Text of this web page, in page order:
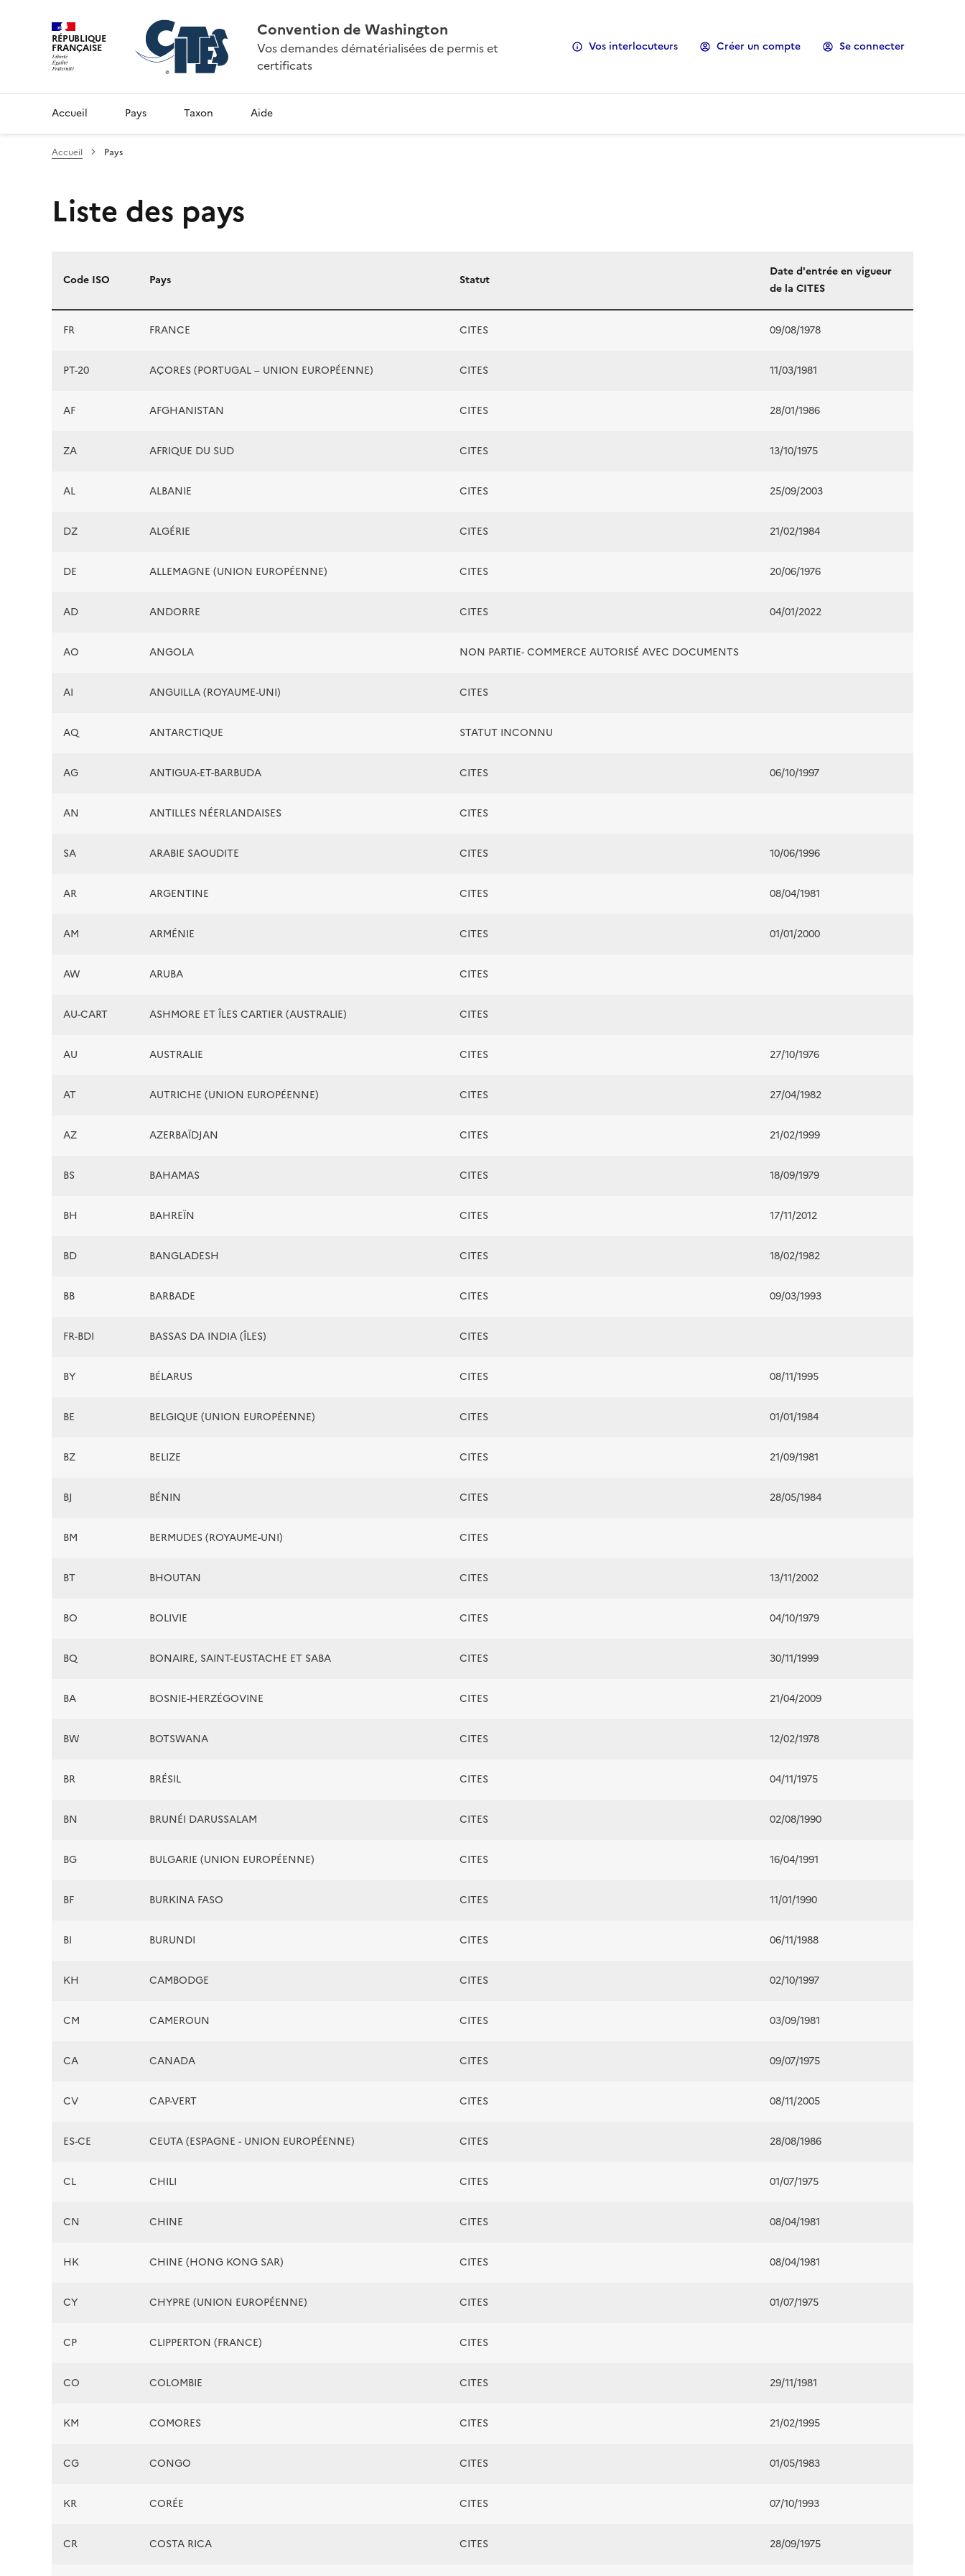
RÉPUBLIQUE
FRANÇAISE
Convention de Washington
Vos demandes dématérialisées de permis et
certificats
Vos interlocuteurs Créer un compte Se connecter
Accueil Pays Taxon Aide
Accueil Pays
Liste des pays
Liste des pays
Code ISO Pays Statut
Date d'entrée en vigueur
de la CITES
FR FRANCE CITES 09/08/1978
PT-20 AÇORES (PORTUGAL – UNION EUROPÉENNE) CITES 11/03/1981
AF AFGHANISTAN CITES 28/01/1986
ZA AFRIQUE DU SUD CITES 13/10/1975
AL ALBANIE CITES 25/09/2003
DZ ALGÉRIE CITES 21/02/1984
DE ALLEMAGNE (UNION EUROPÉENNE) CITES 20/06/1976
AD ANDORRE CITES 04/01/2022
AO ANGOLA NON PARTIE- COMMERCE AUTORISÉ AVEC DOCUMENTS
AI ANGUILLA (ROYAUME-UNI) CITES
AQ ANTARCTIQUE STATUT INCONNU
AG ANTIGUA-ET-BARBUDA CITES 06/10/1997
AN ANTILLES NÉERLANDAISES CITES
SA ARABIE SAOUDITE CITES 10/06/1996
AR ARGENTINE CITES 08/04/1981
AM ARMÉNIE CITES 01/01/2000
AW ARUBA CITES
AU-CART ASHMORE ET ÎLES CARTIER (AUSTRALIE) CITES
AU AUSTRALIE CITES 27/10/1976
AT AUTRICHE (UNION EUROPÉENNE) CITES 27/04/1982
AZ AZERBAÏDJAN CITES 21/02/1999
BS BAHAMAS CITES 18/09/1979
BH BAHREÏN CITES 17/11/2012
BD BANGLADESH CITES 18/02/1982
BB BARBADE CITES 09/03/1993
FR-BDI BASSAS DA INDIA (ÎLES) CITES
BY BÉLARUS CITES 08/11/1995
BE BELGIQUE (UNION EUROPÉENNE) CITES 01/01/1984
BZ BELIZE CITES 21/09/1981
BJ BÉNIN CITES 28/05/1984
BM BERMUDES (ROYAUME-UNI) CITES
BT BHOUTAN CITES 13/11/2002
BO BOLIVIE CITES 04/10/1979
BQ BONAIRE, SAINT-EUSTACHE ET SABA CITES 30/11/1999
BA BOSNIE-HERZÉGOVINE CITES 21/04/2009
BW BOTSWANA CITES 12/02/1978
BR BRÉSIL CITES 04/11/1975
BN BRUNÉI DARUSSALAM CITES 02/08/1990
BG BULGARIE (UNION EUROPÉENNE) CITES 16/04/1991
BF BURKINA FASO CITES 11/01/1990
BI BURUNDI CITES 06/11/1988
KH CAMBODGE CITES 02/10/1997
CM CAMEROUN CITES 03/09/1981
CA CANADA CITES 09/07/1975
CV CAP-VERT CITES 08/11/2005
ES-CE CEUTA (ESPAGNE - UNION EUROPÉENNE) CITES 28/08/1986
CL CHILI CITES 01/07/1975
CN CHINE CITES 08/04/1981
HK CHINE (HONG KONG SAR) CITES 08/04/1981
CY CHYPRE (UNION EUROPÉENNE) CITES 01/07/1975
CP CLIPPERTON (FRANCE) CITES
CO COLOMBIE CITES 29/11/1981
KM COMORES CITES 21/02/1995
CG CONGO CITES 01/05/1983
KR CORÉE CITES 07/10/1993
CR COSTA RICA CITES 28/09/1975